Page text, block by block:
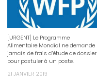
[URGENT] Le Programme
Alimentaire Mondial ne demande
jamais de frais d’étude de dossier
pour postuler à un poste.
21 JANVIER 2019